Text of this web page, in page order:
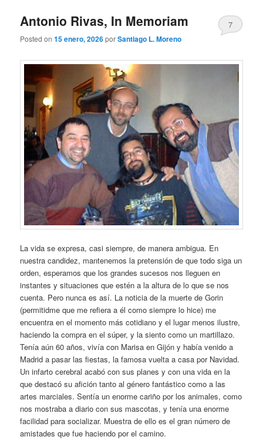
Antonio Rivas, In Memoriam
Posted on15 enero, 2026porSantiago L. Moreno
7
La vida se expresa, casi siempre, de manera ambigua. En
nuestra candidez, mantenemos la pretensión de que todo siga un
orden, esperamos que los grandes sucesos nos lleguen en
instantes y situaciones que estén a la altura de lo que se nos
cuenta. Pero nunca es así. La noticia de la muerte de Gorin
(permitidme que me refiera a él como siempre lo hice) me
encuentra en el momento más cotidiano y el lugar menos ilustre,
haciendo la compra en el súper, y la siento como un martillazo.
Tenía aún 60 años, vivía con Marisa en Gijón y había venido a
Madrid a pasar las fiestas, la famosa vuelta a casa por Navidad.
Un infarto cerebral acabó con sus planes y con una vida en la
que destacó su afición tanto al género fantástico como a las
artes marciales. Sentía un enorme cariño por los animales, como
nos mostraba a diario con sus mascotas, y tenía una enorme
facilidad para socializar. Muestra de ello es el gran número de
amistades que fue haciendo por el camino.